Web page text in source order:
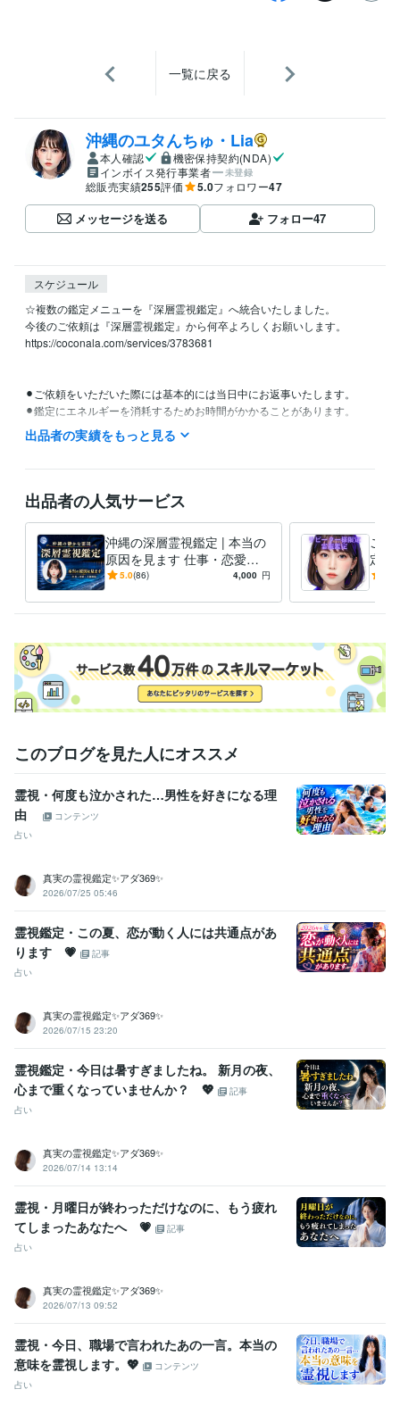
一覧に戻る
沖縄のユタんちゅ・Lia
本人確認
機密保持契約(NDA)
インボイス発行事業者
未登録
総販売実績255評価 5.0フォロワー47
メッセージを送る フォロー47
スケジュール
☆複数の鑑定メニューを『深層霊視鑑定』へ統合いたしました。
今後のご依頼は『深層霊視鑑定』から何卒よろしくお願いします。
https://coconala.com/services/3783681
⚫︎ご依頼をいただいた際には基本的には当日中にお返事いたします。
⚫︎鑑定にエネルギーを消耗するためお時間がかかることがあります。
（ご依頼から3日ほどのお時間を頂戴する可能性があります）
⚫︎ご依頼の混み具合によりお時間をいただくことがあります故ご理解く
経験職種
ライフスタイル・その他 / 占い師 経験年数 : 5年
出品者の実績をもっと見る
出品者の人気サービス
沖縄の深層霊視鑑定 | 本当の
原因を見ます 仕事・恋愛・
人間関係・子宝の本当の原因
5.0(86) 4,000 円
ご
定☆
事・
ます
このブログを見た人にオススメ
霊視・何度も泣かされた…男性を好きになる理
由
コンテンツ
占い
真実の霊視鑑定✨アダ369✨
2026/07/25 05:46
霊視鑑定・この夏、恋が動く人には共通点があ
ります 💗
記事
占い
真実の霊視鑑定✨アダ369✨
2026/07/15 23:20
霊視鑑定・今日は暑すぎましたね。 新月の夜、
心まで重くなっていませんか？ 💖
記事
占い
真実の霊視鑑定✨アダ369✨
2026/07/14 13:14
霊視・月曜日が終わっただけなのに、もう疲れ
てしまったあなたへ 💗
記事
占い
真実の霊視鑑定✨アダ369✨
2026/07/13 09:52
霊視・今日、職場で言われたあの一言。本当の
意味を霊視します。💖
コンテンツ
占い